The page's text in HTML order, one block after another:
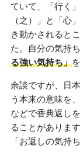
ていて、「行く
（之）」と「心
き動かされると
た。自分の気持
る強い気持ち」
余談ですが、日
う本来の意味を
などで香典返し
ることがありま
「お返しの気持